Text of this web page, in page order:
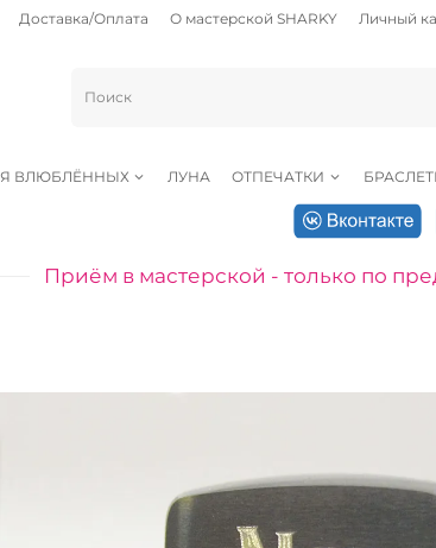
Доставка/Оплата О мастерской SHARKY Личный
ВЛЮБЛЁННЫХ ЛУНА ОТПЕЧАТКИ
Приём в мастерской - только по